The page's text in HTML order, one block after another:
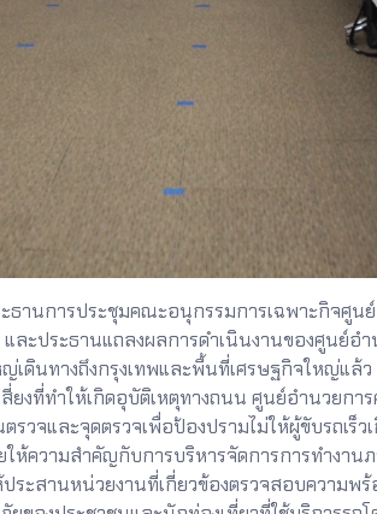
นการประชุมคณะอนุกรรมการเฉพาะกิจศูน
ะประธานแถลงผลการดำเนินงานของศูนย์อ
เดินทางถึงกรุงเทพและพื้นที่เศรษฐกิจใหญ่แ
ยงที่ทำให้เกิดอุบัติเหตุทางถนน ศูนย์อำนวยก
วจและจุดตรวจเพื่อป้องปรามไม่ให้ผู้ขับรถเ
ห้ความสำคัญกับการบริหารจัดการการทำงา
ะสานหน่วยงานที่เกี่ยวข้องตรวจสอบความ